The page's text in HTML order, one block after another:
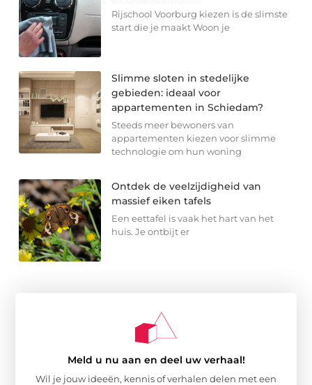
Rijschool Voorburg kiezen is de slimste
start die je maakt Woon je
Slimme sloten in stedelijke
gebieden: ideaal voor
appartementen in Schiedam?
Steeds meer bewoners van
appartementen kiezen voor slimme
technologie om hun woning
Ontdek de veelzijdigheid van
massief eiken tafels
Een eettafel is vaak het hart van het
huis. Je ontbijt er
Meld u nu aan en deel uw verhaal!
Wil je jouw ideeën, kennis of verhalen delen met een